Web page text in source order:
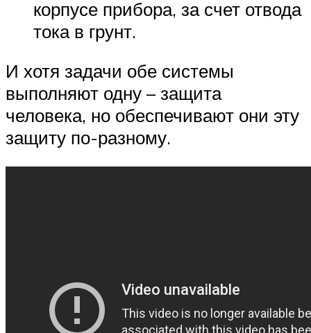
корпусе прибора, за счет отвода
тока в грунт.
И хотя задачи обе системы
выполняют одну – защита
человека, но обеспечивают они эту
защиту по-разному.